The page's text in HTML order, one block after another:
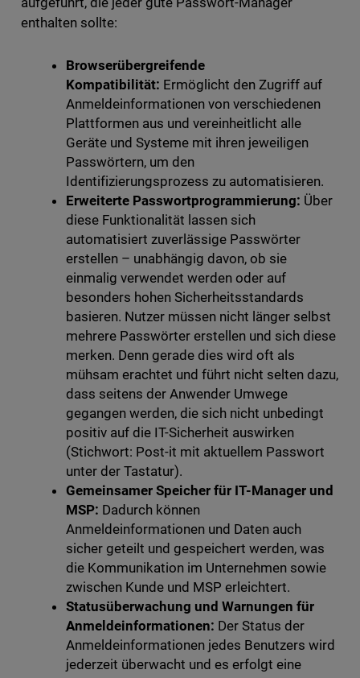
enthalten sollte:
Browserübergreifende
Kompatibilität: Ermöglicht den Zugriff auf
Anmeldeinformationen von verschiedenen
Plattformen aus und vereinheitlicht alle
Geräte und Systeme mit ihren jeweiligen
Passwörtern, um den
Identifizierungsprozess zu automatisieren.
Erweiterte Passwortprogrammierung: Über
diese Funktionalität lassen sich
automatisiert zuverlässige Passwörter
erstellen – unabhängig davon, ob sie
einmalig verwendet werden oder auf
besonders hohen Sicherheitsstandards
basieren. Nutzer müssen nicht länger selbst
mehrere Passwörter erstellen und sich diese
merken. Denn gerade dies wird oft als
mühsam erachtet und führt nicht selten dazu,
dass seitens der Anwender Umwege
gegangen werden, die sich nicht unbedingt
positiv auf die IT-Sicherheit auswirken
(Stichwort: Post-it mit aktuellem Passwort
unter der Tastatur).
Gemeinsamer Speicher für IT-Manager und
MSP: Dadurch können
Anmeldeinformationen und Daten auch
sicher geteilt und gespeichert werden, was
die Kommunikation im Unternehmen sowie
zwischen Kunde und MSP erleichtert.
Statusüberwachung und Warnungen für
Anmeldeinformationen: Der Status der
Anmeldeinformationen jedes Benutzers wird
jederzeit überwacht und es erfolgt eine